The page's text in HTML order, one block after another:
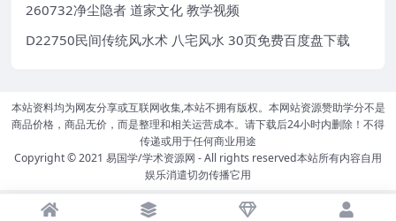
260732净尘隐者 道家文化 教学视频
D22750民间传统风水术 八宅风水 30页免费百度盘下载
本站资料均为网友分享或互联网收集,本站不拥有版权。本网站资源赞助学分不是
商品价格，商品无价，而是整理和相关运营成本。请下载后24小时内删除！不得
传递或用于任何商业用途
Copyright © 2021 易国学/学术资源网 - All rights reserved本站所有内容自用
娱乐消遣切勿传播它用